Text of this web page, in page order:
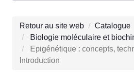
Retour au site web
Catalogue
Biologie moléculaire et
Epigénétique : concepts,
Introduction